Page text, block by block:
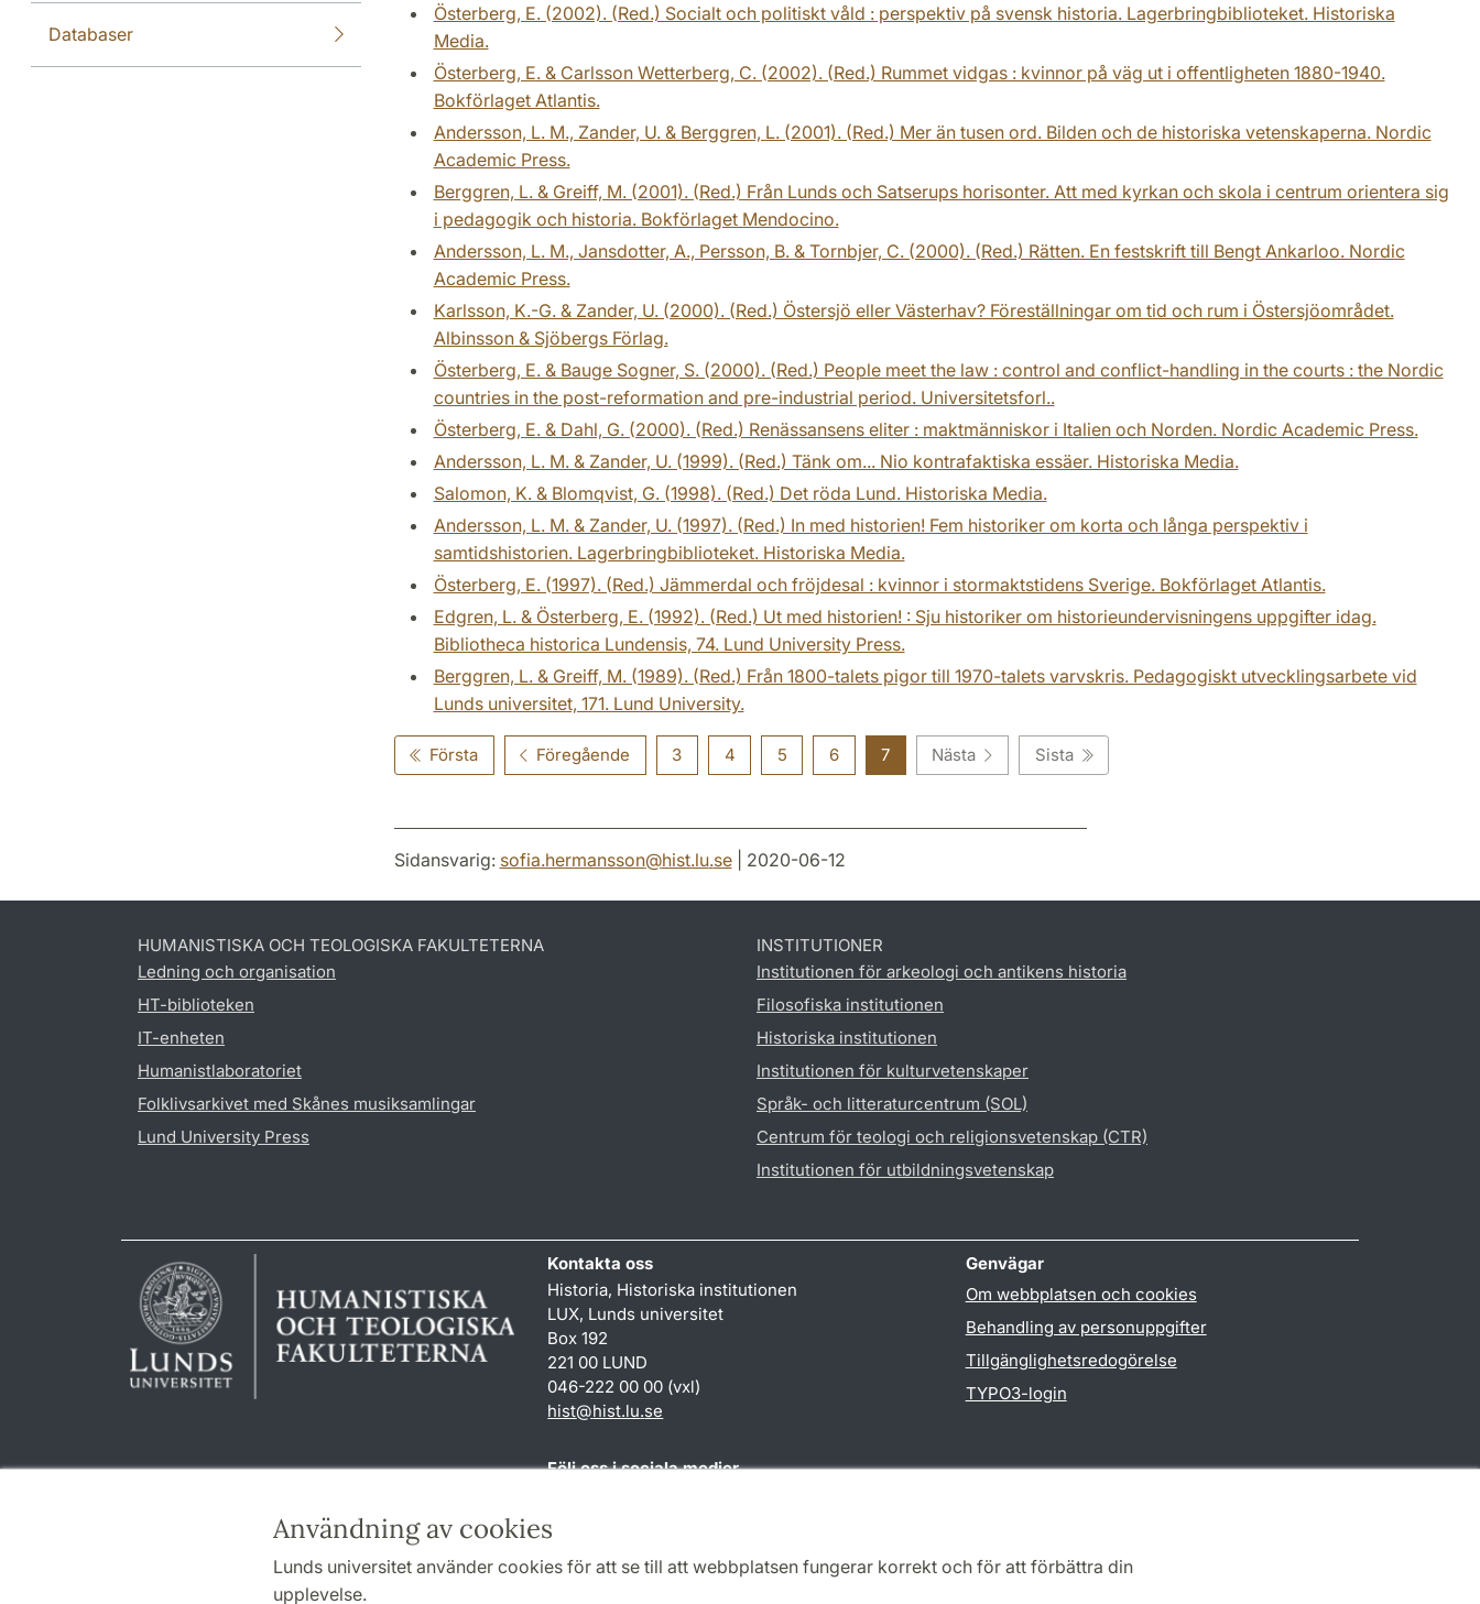
Användning av cookies
Lunds universitet använder cookies för att se till att webbplatsen fungerar korrekt och för att förbättra din
upplevelse.
Databaser
Österberg, E. (2002). (Red.) Socialt och politiskt våld : perspektiv på svensk historia. Lagerbringbiblioteket. Historiska
Media.
Österberg, E. & Carlsson Wetterberg, C. (2002). (Red.) Rummet vidgas : kvinnor på väg ut i offentligheten 1880-1940.
Bokförlaget Atlantis.
Andersson, L. M., Zander, U. & Berggren, L. (2001). (Red.) Mer än tusen ord. Bilden och de historiska vetenskaperna. Nordic
Academic Press.
Berggren, L. & Greiff, M. (2001). (Red.) Från Lunds och Satserups horisonter. Att med kyrkan och skola i centrum orientera sig
i pedagogik och historia. Bokförlaget Mendocino.
Andersson, L. M., Jansdotter, A., Persson, B. & Tornbjer, C. (2000). (Red.) Rätten. En festskrift till Bengt Ankarloo. Nordic
Academic Press.
Karlsson, K.-G. & Zander, U. (2000). (Red.) Östersjö eller Västerhav? Föreställningar om tid och rum i Östersjöområdet.
Albinsson & Sjöbergs Förlag.
Österberg, E. & Bauge Sogner, S. (2000). (Red.) People meet the law : control and conflict-handling in the courts : the Nordic
countries in the post-reformation and pre-industrial period. Universitetsforl..
Österberg, E. & Dahl, G. (2000). (Red.) Renässansens eliter : maktmänniskor i Italien och Norden. Nordic Academic Press.
Andersson, L. M. & Zander, U. (1999). (Red.) Tänk om... Nio kontrafaktiska essäer. Historiska Media.
Salomon, K. & Blomqvist, G. (1998). (Red.) Det röda Lund. Historiska Media.
Andersson, L. M. & Zander, U. (1997). (Red.) In med historien! Fem historiker om korta och långa perspektiv i
samtidshistorien. Lagerbringbiblioteket. Historiska Media.
Österberg, E. (1997). (Red.) Jämmerdal och fröjdesal : kvinnor i stormaktstidens Sverige. Bokförlaget Atlantis.
Edgren, L. & Österberg, E. (1992). (Red.) Ut med historien! : Sju historiker om historieundervisningens uppgifter idag.
Bibliotheca historica Lundensis, 74. Lund University Press.
Berggren, L. & Greiff, M. (1989). (Red.) Från 1800-talets pigor till 1970-talets varvskris. Pedagogiskt utvecklingsarbete vid
Lunds universitet, 171. Lund University.
Första Föregående 3 4 5 6 7 Nästa Sista
Sidansvarig: sofia.hermansson@hist.lu.se| 2020-06-12
HUMANISTISKA OCH TEOLOGISKA FAKULTETERNA
Ledning och organisation
HT-biblioteken
IT-enheten
Humanistlaboratoriet
Folklivsarkivet med Skånes musiksamlingar
Lund University Press
INSTITUTIONER
Institutionen för arkeologi och antikens historia
Filosofiska institutionen
Historiska institutionen
Institutionen för kulturvetenskaper
Språk- och litteraturcentrum (SOL)
Centrum för teologi och religionsvetenskap (CTR)
Institutionen för utbildningsvetenskap
Kontakta oss
Historia, Historiska institutionen
LUX, Lunds universitet
Box 192
221 00 LUND
046-222 00 00 (vxl)
hist@hist.lu.se
Genvägar
Om webbplatsen och cookies
Behandling av personuppgifter
Tillgänglighetsredogörelse
TYPO3-login
Följ oss i sociala medier